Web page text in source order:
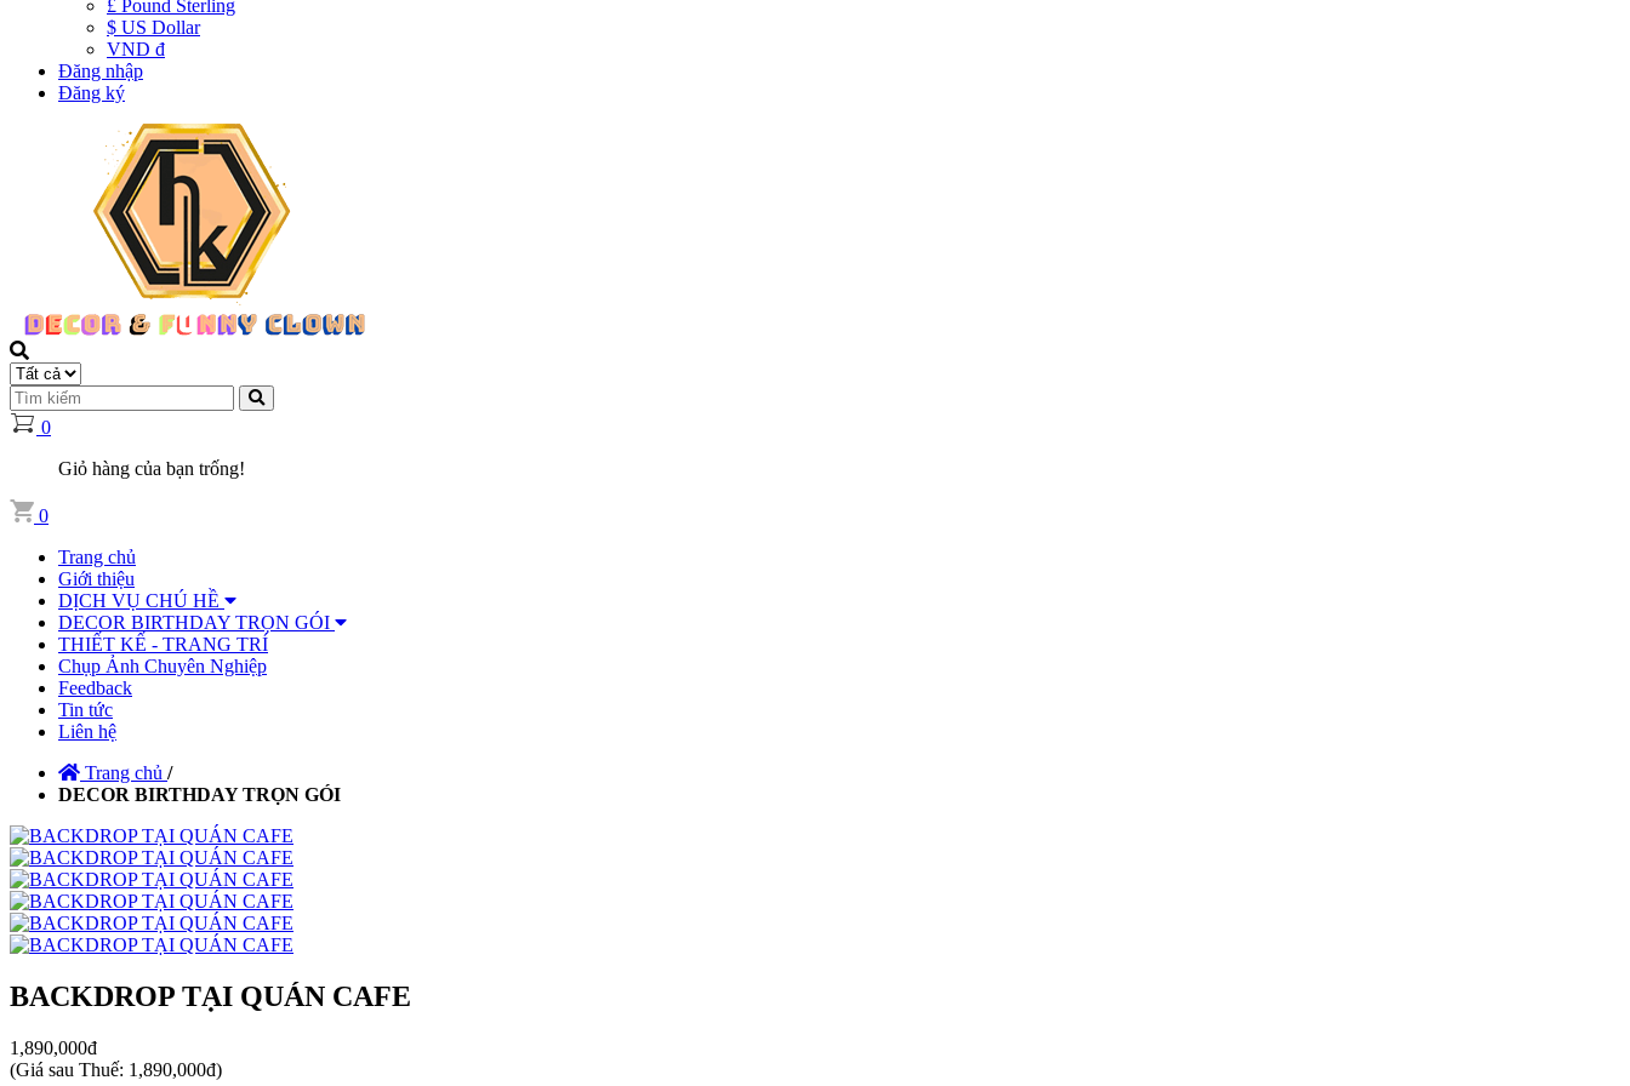
£ Pound Sterling
$ US Dollar
VND đ
Đăng nhập
Đăng ký
0
Giỏ hàng của bạn trống!
0
Trang chủ
Giới thiệu
DỊCH VỤ CHÚ HỀ
DECOR BIRTHDAY TRỌN GÓI
THIẾT KẾ - TRANG TRÍ
Chụp Ảnh Chuyên Nghiệp
Feedback
Tin tức
Liên hệ
Trang chủ /
DECOR BIRTHDAY TRỌN GÓI
BACKDROP TẠI QUÁN CAFE
1,890,000đ
(Giá sau Thuế: 1,890,000đ)